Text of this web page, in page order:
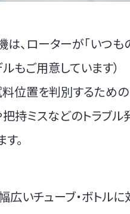
、ローターが「いつ
もご用意しています）
位置を判別するため
把持ミスなどのトラ
。
いチューブ・ボトルに